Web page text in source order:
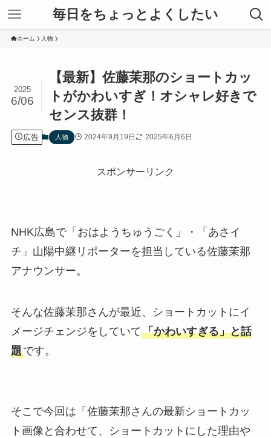
毎日をちょっとよくしたい
ホーム 人物
【最新】佐藤茉那のショートカッ
トがかわいすぎ！オシャレ好きで
センス抜群！
2025
6/06
広告 人物 2024年9月19日 2025年6月6日
スポンサーリンク
NHK広島で「おはようちゅうごく」・「あさイ
チ」山陽中継リポーターを担当している佐藤茉那
アナウンサー。
そんな佐藤茉那さんが最近、ショートカットにイ
メージチェンジをしていて「かわいすぎる」と話
題です。
そこで今回は「佐藤茉那さんの最新ショートカッ
ト画像と合わせて、ショートカットにした理由や